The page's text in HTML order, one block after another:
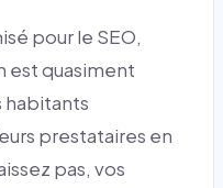
pour le SEO,
est quasiment
habitants
prestataires en
pas, vos